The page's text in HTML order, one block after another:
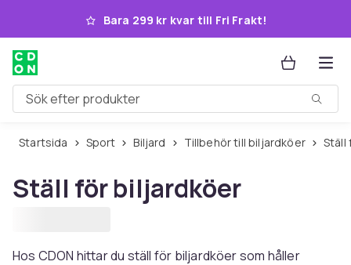
Hoppa till huvudinnehållet
Bara 299 kr kvar till Fri Frakt!
Sök efter produkter
Startsida Sport Biljard Tillbehör till biljardköer
Ställ för biljardköer
Hos CDON hittar du ställ för biljardköer som håller